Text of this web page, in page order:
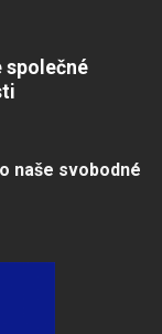
společné
naše svobodné